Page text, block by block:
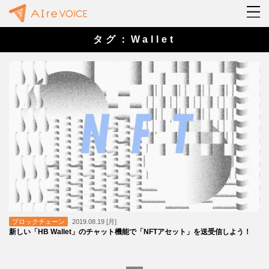
タグ：Wallet
ブロックチェーン 2019.08.19 [月]
新しい「HB Wallet」のチャット機能で「NFTアセット」を送受信しよう！